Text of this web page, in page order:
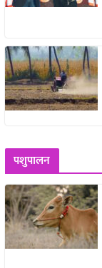
पशुपालन